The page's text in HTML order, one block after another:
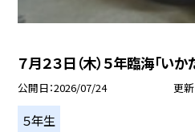
７月２３日（木）５年臨海「いか
公開日 2026/07/24 更
５年生